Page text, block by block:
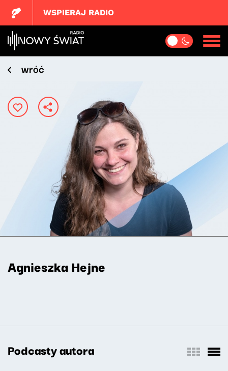
WSPIERAJ RADIO
wróć
Agnieszka Hejne
Podcasty autora